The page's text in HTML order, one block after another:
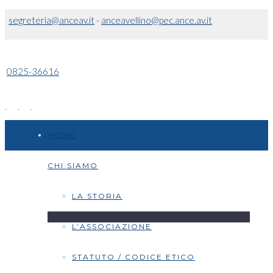
segreteria@anceav.it- anceavellino@pec.ance.av.it
0825-36616
CHI SIAMO
LA STORIA
L’ASSOCIAZIONE
STATUTO / CODICE ETICO